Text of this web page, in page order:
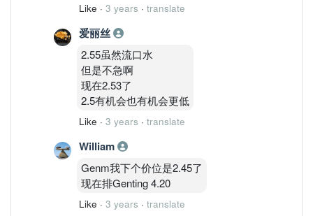
Like · 3 years · translate
爱丽丝
2.55虽然流口水
但是不急啊
现在2.53了
2.5有机会也有机会更低
Like · 3 years · translate
William
Genm我下个价位是2.45了
现在排Genting 4.20
Like · 3 years · translate